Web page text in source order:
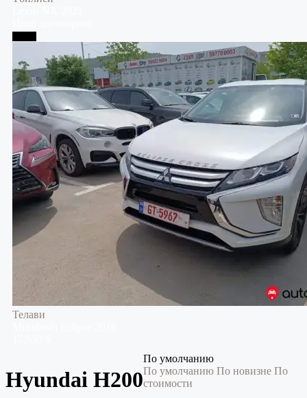
Телави
Hyundai H200
По умолчанию
По умолчанию По новизне По
стоимости